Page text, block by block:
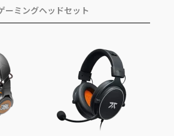
ーミングヘッドセット